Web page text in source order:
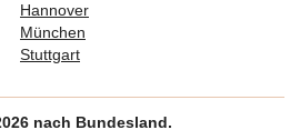
Hannover
München
Stuttgart
nach Bundesland.